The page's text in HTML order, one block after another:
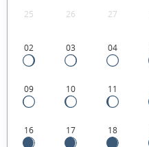
25 26 27
02 03 04
09 10 11
16 17 18